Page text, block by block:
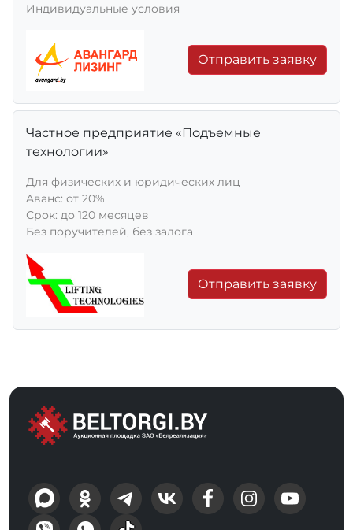
Индивидуальные условия
Отправить заявку
Частное предприятие «Подъемные
технологии»
Для физических и юридических лиц
Aванс: от 20%
Срок: до 120 месяцев
Без поручителей, без залога
Отправить заявку